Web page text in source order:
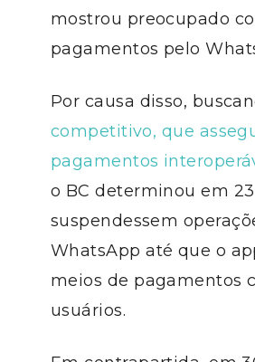
mostrou preocupado
pagamentos pelo
Por causa disso,
competitivo, que
pagamentos
o BC determinou em
suspendessem
WhatsApp até que o
meios de pagamentos
usuários.